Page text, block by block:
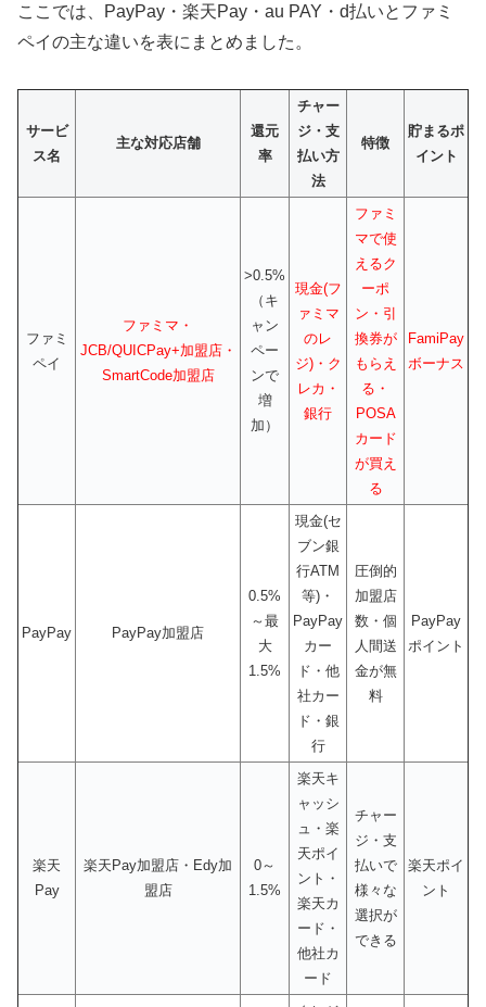
ここでは、PayPay・楽天Pay・au PAY・d払いとファミ
ペイの主な違いを表にまとめました。
サービ
ス名
主な対応店舗
還元
率
チャー
ジ・支
払い方
法
特徴
貯まるポ
イント
ファミ
ペイ
ファミマ・
JCB/QUICPay+加盟店・
SmartCode加盟店
>0.5%
（キ
ャン
ペー
ンで
増
加）
現金(フ
ァミマ
のレ
ジ)・ク
レカ・
銀行
ファミ
マで使
えるク
ーポ
ン・引
換券が
もらえ
る・
POSA
カード
が買え
る
FamiPay
ボーナス
PayPay PayPay加盟店
0.5%
～最
大
1.5%
現金(セ
ブン銀
行ATM
等)・
PayPay
カー
ド・他
社カー
ド・銀
行
圧倒的
加盟店
数・個
人間送
金が無
料
PayPay
ポイント
楽天
Pay
楽天Pay加盟店・Edy加
盟店
0～
1.5%
楽天キ
ャッシ
ュ・楽
天ポイ
ント・
楽天カ
ード・
他社カ
ード
チャー
ジ・支
払いで
様々な
選択が
できる
楽天ポイ
ント